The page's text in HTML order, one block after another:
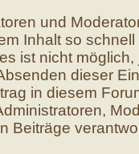
und
Inhalt so
ist nicht
dieser
in diesem
Beiträge